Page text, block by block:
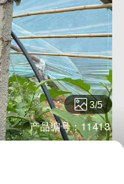
3/5
产品编号：11413